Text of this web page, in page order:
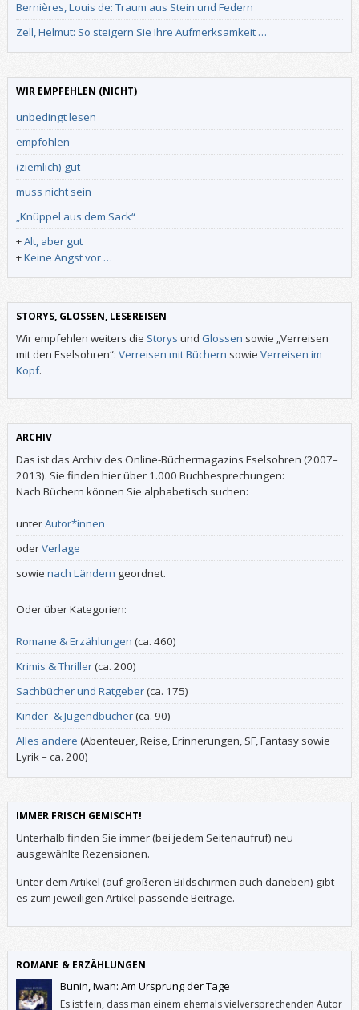
Bernières, Louis de: Traum aus Stein und Federn
Zell, Helmut: So steigern Sie Ihre Aufmerksamkeit …
WIR EMPFEHLEN (NICHT)
unbedingt lesen
empfohlen
(ziemlich) gut
muss nicht sein
„Knüppel aus dem Sack“
+Alt, aber gut
+Keine Angst vor …
STORYS, GLOSSEN, LESEREISEN
Wir empfehlen weiters die Storys und Glossen sowie „Verreisen
mit den Eselsohren“: Verreisen mit Büchern sowie Verreisen im
Kopf.
ARCHIV
Das ist das Archiv des Online-Büchermagazins Eselsohren (2007–
2013). Sie finden hier über 1.000 Buchbesprechungen:
Nach Büchern können Sie alphabetisch suchen:
unterAutor*innen
oderVerlage
sowie nach Ländern geordnet.
Oder über Kategorien:
Romane & Erzählungen (ca. 460)
Krimis & Thriller(ca. 200)
Sachbücher und Ratgeber(ca. 175)
Kinder- & Jugendbücher(ca. 90)
Alles andere (Abenteuer, Reise, Erinnerungen, SF, Fantasy sowie
Lyrik – ca. 200)
IMMER FRISCH GEMISCHT!
Unterhalb finden Sie immer (bei jedem Seitenaufruf) neu
ausgewählte Rezensionen.
Unter dem Artikel (auf größeren Bildschirmen auch daneben) gibt
es zum jeweiligen Artikel passende Beiträge.
ROMANE & ERZÄHLUNGEN
Bunin, Iwan: Am Ursprung der Tage
Es ist fein, dass man einem ehemals vielversprechenden Autor